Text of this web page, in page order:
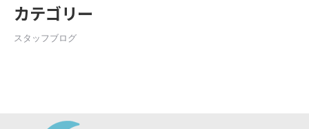
カテゴリー
スタッフブログ